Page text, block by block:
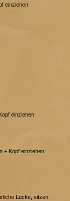
einziehen!
einziehen!
+ Kopf einziehen!
Lücke, sitzen